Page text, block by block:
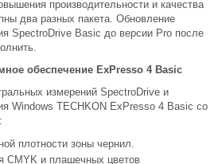
производительности и качества
два разных пакета. Обновление
SpectroDrive Basic до версии Pro после
обеспечение ExPresso 4 Basic
измерений SpectroDrive и
Windows TECHKON ExPresso 4 Basic со
плотности зоны чернил.
CMYK и плашечных цветов